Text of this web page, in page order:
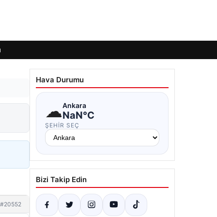
#20552
Hava Durumu
☁Ankara
NaN°C
ŞEHIR SEÇ
Bizi Takip Edin